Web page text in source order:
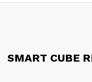
SMART CUBE